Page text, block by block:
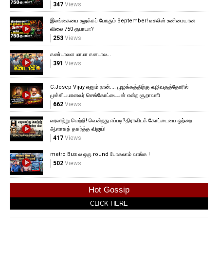
347Views
இலங்கையை உலுக்கப் போகும் September! டீசலின் உண்மையான
விலை 750 ரூபாயா?
253Views
கண்டாவள மாமா கனடால...
391 Views
C.Josep Vijay எனும் நான்.... முழக்கத்திற்கு வழிவகுத்தோரில்
முக்கியமானவர் செங்கோட்டையன் என்ற சூறாவளி
662Views
வரலாற்று வெற்றி! வென்றது எப்படி?திராவிடக் கோட்டையை ஒற்றை
ஆளாகத் தகர்த்த விஜய்!
417Views
metro Bus ல ஒரு round போகலாம் வாங்க !
502Views
Hot Gossip
CLICK HERE